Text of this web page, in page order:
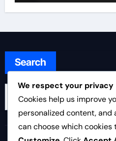
Search
Search
We respect your privacy
Cookies help us improve
personalized content, and
can choose which